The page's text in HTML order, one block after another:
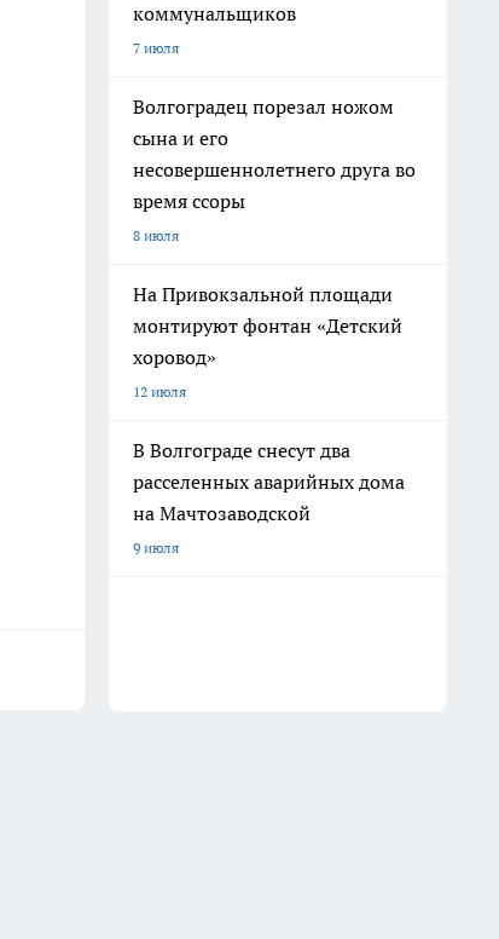
коммунальщиков
7 июля
Волгоградец порезал ножом
сына и его
несовершеннолетнего друга во
время ссоры
8 июля
На Привокзальной площади
монтируют фонтан «Детский
хоровод»
12 июля
В Волгограде снесут два
расселенных аварийных дома
на Мачтозаводской
9 июля